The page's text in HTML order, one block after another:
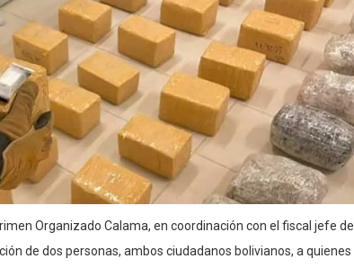
Organizado Calama, en coordinación con el fiscal jefe de
de dos personas, ambos ciudadanos bolivianos, a quienes